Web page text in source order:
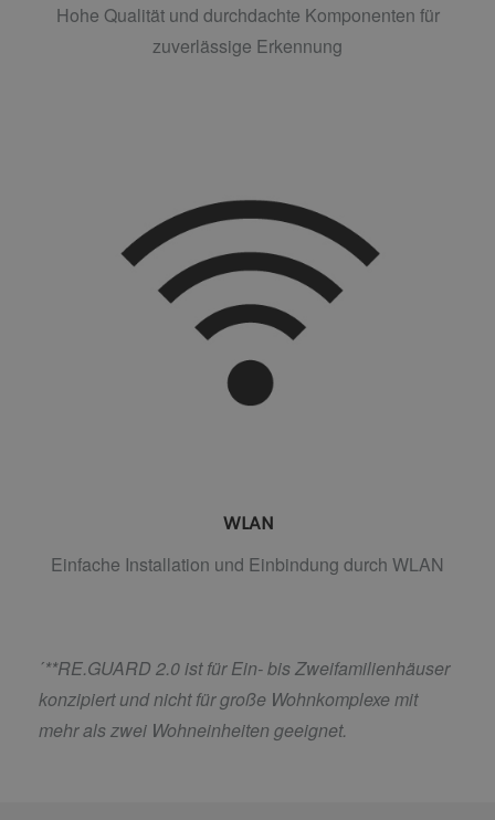
Hohe Qualität und durchdachte Komponenten für
zuverlässige Erkennung
WLAN
Einfache Installation und Einbindung durch WLAN
´**RE.GUARD 2.0 ist für Ein- bis Zweifamilienhäuser
konzipiert und nicht für große Wohnkomplexe mit
mehr als zwei Wohneinheiten geeignet.